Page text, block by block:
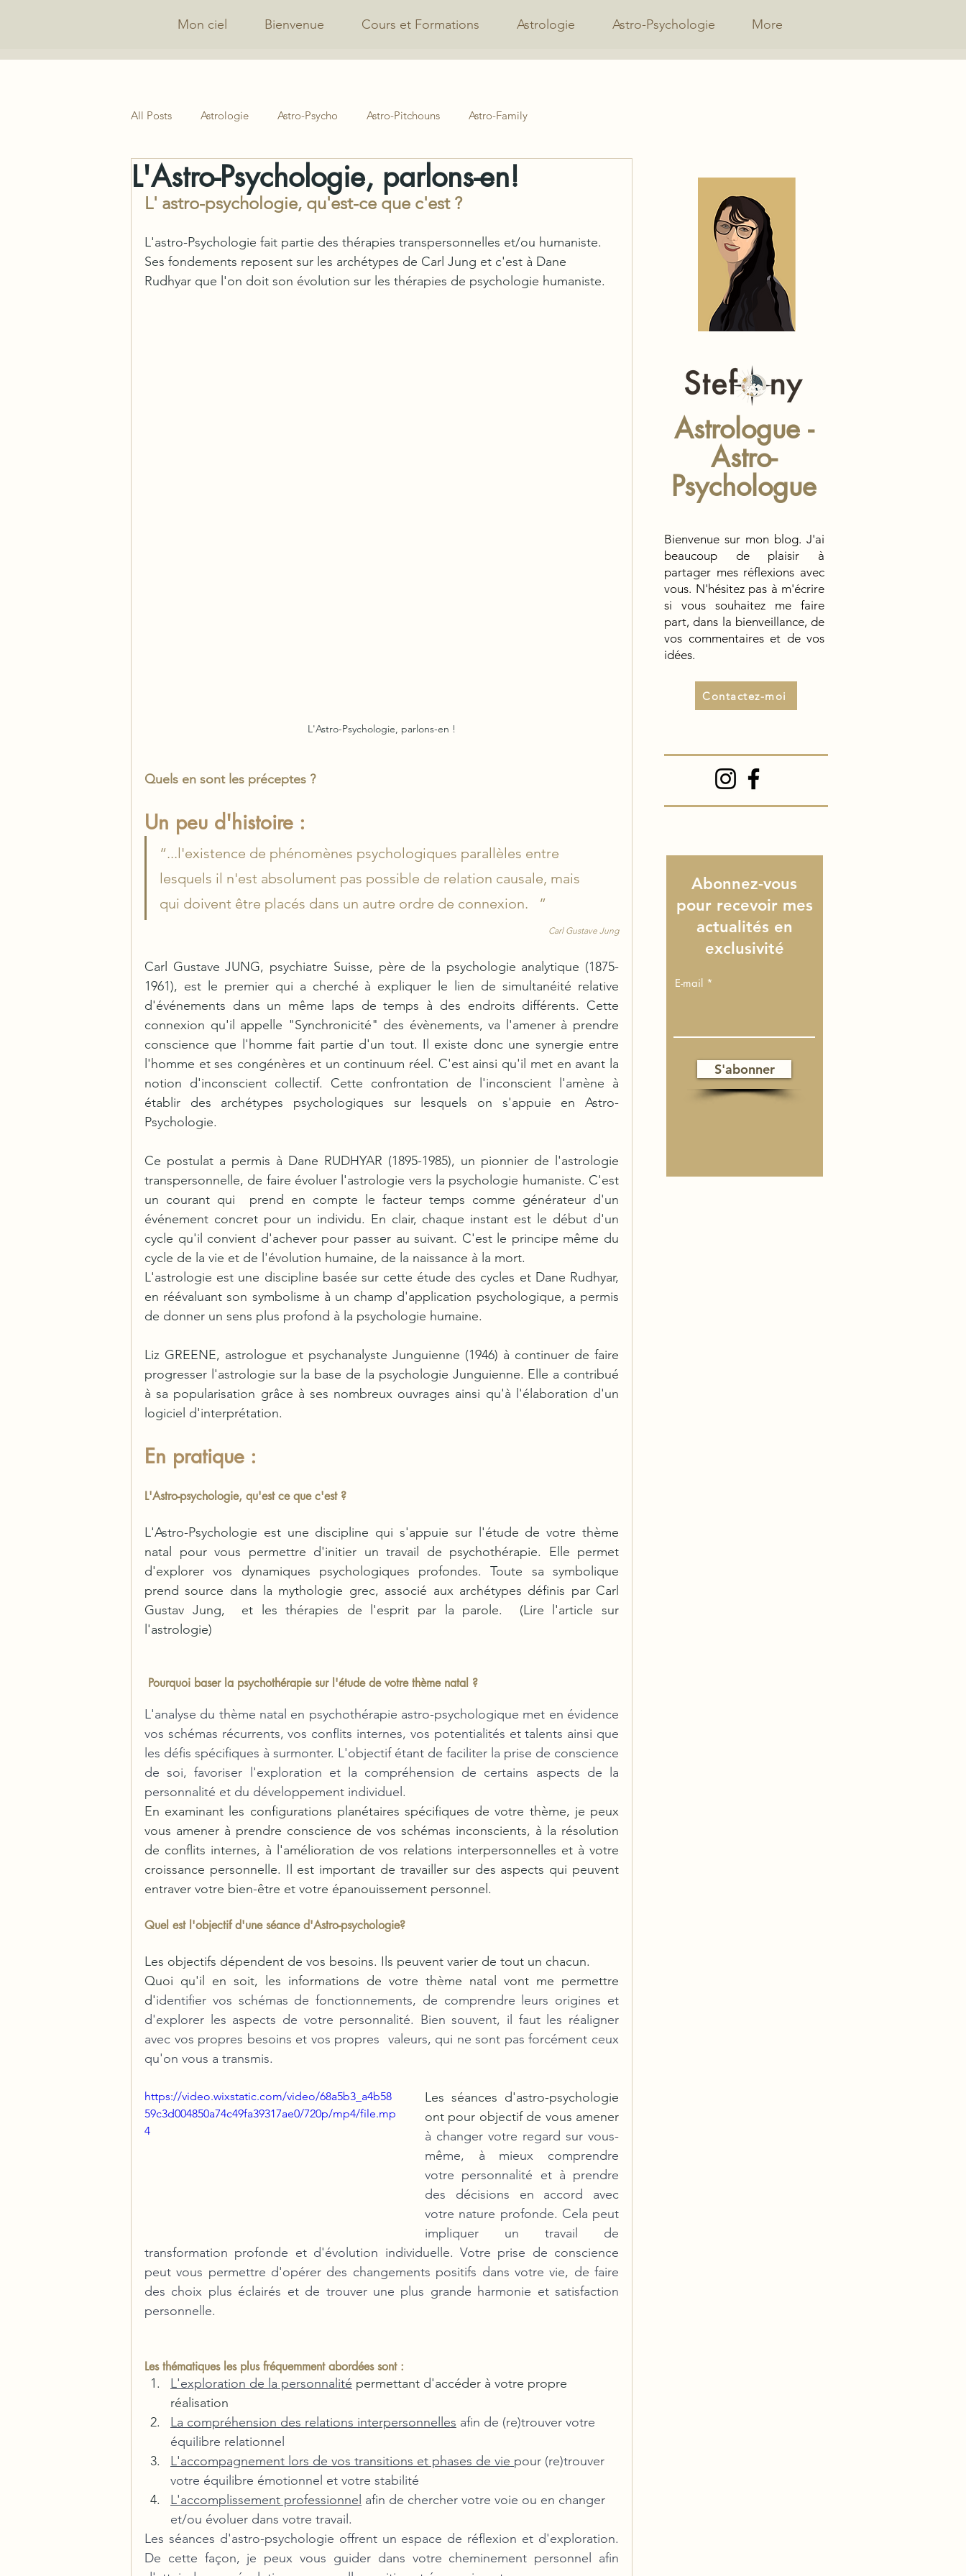
Mon ciel Bienvenue Cours et Formations Astrologie Astro-Psychologie More
All Posts Astrologie Astro-Psycho Astro-Pitchouns Astro-Family
L'Astro-Psychologie, parlons-en!
L' astro-psychologie, qu'est-ce que c'est ?
L'astro-Psychologie fait partie des thérapies transpersonnelles et/ou humaniste.
Ses fondements reposent sur les archétypes de Carl Jung et c'est à Dane
Rudhyar que l'on doit son évolution sur les thérapies de psychologie humaniste.
L'Astro-Psychologie, parlons-en !
Quels en sont les préceptes ?
Un peu d'histoire :
“...l'existence de phénomènes psychologiques parallèles entre
lesquels il n'est absolument pas possible de relation causale, mais
qui doivent être placés dans un autre ordre de connexion.   ”
Carl Gustave Jung
Carl Gustave JUNG, psychiatre Suisse, père de la psychologie analytique (1875-
1961), est le premier qui a cherché à expliquer le lien de simultanéité relative
d'événements dans un même laps de temps à des endroits différents. Cette
connexion qu'il appelle "Synchronicité" des évènements, va l'amener à prendre
conscience que l'homme fait partie d'un tout. Il existe donc une synergie entre
l'homme et ses congénères et un continuum réel. C'est ainsi qu'il met en avant la
notion d'inconscient collectif. Cette confrontation de l'inconscient l'amène à
établir des archétypes psychologiques sur lesquels on s'appuie en Astro-
Psychologie.
Ce postulat a permis à Dane RUDHYAR (1895-1985), un pionnier de l'astrologie
transpersonnelle, de faire évoluer l'astrologie vers la psychologie humaniste. C'est
un courant qui  prend en compte le facteur temps comme générateur d'un
événement concret pour un individu. En clair, chaque instant est le début d'un
cycle qu'il convient d'achever pour passer au suivant. C'est le principe même du
cycle de la vie et de l'évolution humaine, de la naissance à la mort.
L'astrologie est une discipline basée sur cette étude des cycles et Dane Rudhyar,
en réévaluant son symbolisme à un champ d'application psychologique, a permis
de donner un sens plus profond à la psychologie humaine.
Liz GREENE, astrologue et psychanalyste Junguienne (1946) à continuer de faire
progresser l'astrologie sur la base de la psychologie Junguienne. Elle a contribué
à sa popularisation grâce à ses nombreux ouvrages ainsi qu'à l'élaboration d'un
logiciel d'interprétation.
En pratique :
L'Astro-psychologie, qu'est ce que c'est ?
L'Astro-Psychologie est une discipline qui s'appuie sur l'étude de votre thème
natal pour vous permettre d'initier un travail de psychothérapie. Elle permet
d'explorer vos dynamiques psychologiques profondes. Toute sa symbolique
prend source dans la mythologie grec, associé aux archétypes définis par Carl
Gustav Jung,  et les thérapies de l'esprit par la parole.  (Lire l'article sur
l'astrologie)
Pourquoi baser la psychothérapie sur l'étude de votre thème natal ?
L'analyse du thème natal en psychothérapie astro-psychologique met en évidence
vos schémas récurrents, vos conflits internes, vos potentialités et talents ainsi que
les défis spécifiques à surmonter. L'objectif étant de faciliter la prise de conscience
de soi, favoriser l'exploration et la compréhension de certains aspects de la
personnalité et du développement individuel.
En examinant les configurations planétaires spécifiques de votre thème, je peux
vous amener à prendre conscience de vos schémas inconscients, à la résolution
de conflits internes, à l'amélioration de vos relations interpersonnelles et à votre
croissance personnelle. Il est important de travailler sur des aspects qui peuvent
entraver votre bien-être et votre épanouissement personnel.
Quel est l'objectif d'une séance d'Astro-psychologie?
Les objectifs dépendent de vos besoins. Ils peuvent varier de tout un chacun.
Quoi qu'il en soit, les informations de votre thème natal vont me permettre
d'identifier vos schémas de fonctionnements, de comprendre leurs origines et
d'explorer les aspects de votre personnalité. Bien souvent, il faut les réaligner
avec vos propres besoins et vos propres  valeurs, qui ne sont pas forcément ceux
qu'on vous a transmis.
https://video.wixstatic.com/video/68a5b3_a4b58
59c3d004850a74c49fa39317ae0/720p/mp4/file.mp
4
Les séances d'astro-psychologie
à changer votre regard sur vous-
même, à mieux comprendre
votre personnalité et à prendre
des décisions en accord avec
votre nature profonde. Cela peut
impliquer un travail de
transformation profonde et d'évolution individuelle. Votre prise de conscience
peut vous permettre d'opérer des changements positifs dans votre vie, de faire
des choix plus éclairés et de trouver une plus grande harmonie et satisfaction
personnelle.
Les thématiques les plus fréquemment abordées sont :
L'exploration de la personnalité permettant d'accéder à votre propre
réalisation
La compréhension des relations interpersonnelles afin de (re)trouver votre
équilibre relationnel
L'accompagnement lors de vos transitions et phases de vie pour (re)trouver
votre équilibre émotionnel et votre stabilité
L'accomplissement professionnel afin de chercher votre voie ou en changer
et/ou évoluer dans votre travail.
Les séances d'astro-psychologie offrent un espace de réflexion et d'exploration.
De cette façon, je peux vous guider dans votre cheminement personnel afin
Astrologue -
Astro-
Psychologue
Bienvenue sur mon blog. J'ai
beaucoup de plaisir à
partager mes réflexions avec
vous. N'hésitez pas à m'écrire
si vous souhaitez me faire
part, dans la bienveillance, de
vos commentaires et de vos
idées.
Contactez-moi
Abonnez-vous
pour recevoir mes
actualités en
exclusivité
E-mail
S'abonner